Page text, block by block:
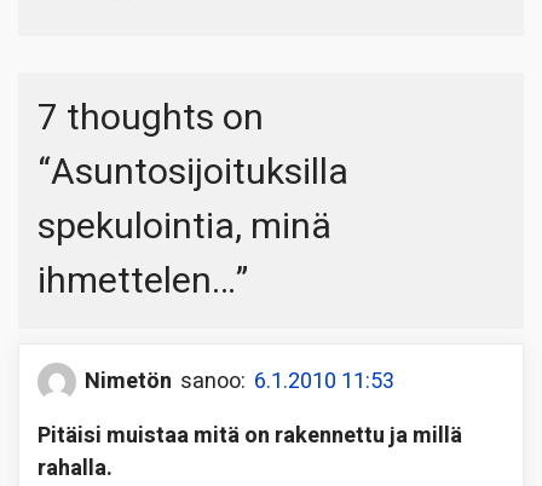
7 thoughts on
“Asuntosijoituksilla
spekulointia, minä
ihmettelen…”
Nimetön sanoo: 6.1.2010 11:53
Pitäisi muistaa mitä on rakennettu ja millä
rahalla.